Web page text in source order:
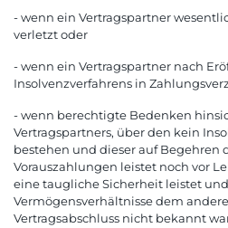
- wenn ein Vertragspartner
verletzt oder
- wenn ein Vertragspartner nach
Insolvenzverfahrens in
- wenn berechtigte Bedenken
Vertragspartners, über den kein
bestehen und dieser auf Begehren
Vorauszahlungen leistet noch vor
eine taugliche Sicherheit leistet
Vermögensverhältnisse dem
Vertragsabschluss nicht bekannt